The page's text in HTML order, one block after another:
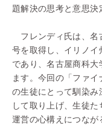
題解決の思考と意思決
フレンディ氏は、名
号を取得し、イリノイ
であり、名古屋商科
ます。今回の「ファ
の生徒にとって馴染み
して取り上げ、生徒
運営の心構えにつなが